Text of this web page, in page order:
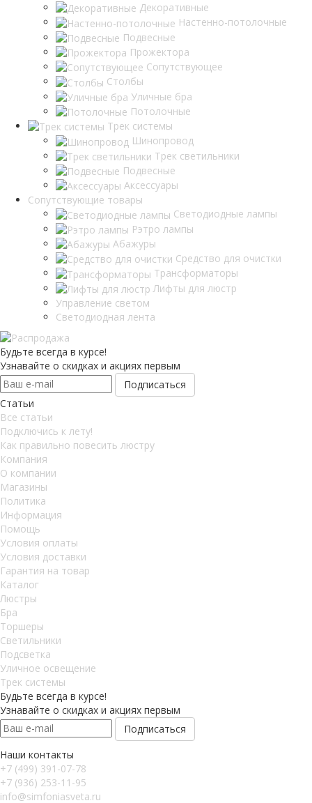
Декоративные
Настенно-потолочные
Подвесные
Прожектора
Сопутствующее
Столбы
Уличные бра
Потолочные
Трек системы
Шинопровод
Трек светильники
Подвесные
Аксессуары
Сопутствующие товары
Светодиодные лампы
Рэтро лампы
Абажуры
Средство для очистки
Трансформаторы
Лифты для люстр
Управление светом
Светодиодная лента
Будьте всегда в курсе!
Узнавайте о скидках и акциях первым
Статьи
Все статьи
Подключись к лету!
Как правильно повесить люстру
Компания
О компании
Магазины
Политика
Информация
Помощь
Условия оплаты
Условия доставки
Гарантия на товар
Каталог
Люстры
Бра
Торшеры
Светильники
Подсветка
Уличное освещение
Трек системы
Будьте всегда в курсе!
Узнавайте о скидках и акциях первым
Наши контакты
+7 (499) 391-07-78
+7 (936) 253-11-95
info@simfoniasveta.ru